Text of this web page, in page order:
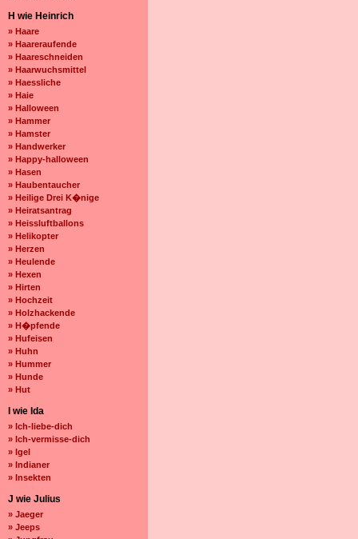
H wie Heinrich
» Haare
» Haareraufende
» Haareschneiden
» Haarwuchsmittel
» Haessliche
» Haie
» Halloween
» Hammer
» Hamster
» Handwerker
» Happy-halloween
» Hasen
» Haubentaucher
» Heilige Drei K�nige
» Heiratsantrag
» Heissluftballons
» Helikopter
» Herzen
» Heulende
» Hexen
» Hirten
» Hochzeit
» Holzhackende
» H�pfende
» Hufeisen
» Huhn
» Hummer
» Hunde
» Hut
I wie Ida
» Ich-liebe-dich
» Ich-vermisse-dich
» Igel
» Indianer
» Insekten
J wie Julius
» Jaeger
» Jeeps